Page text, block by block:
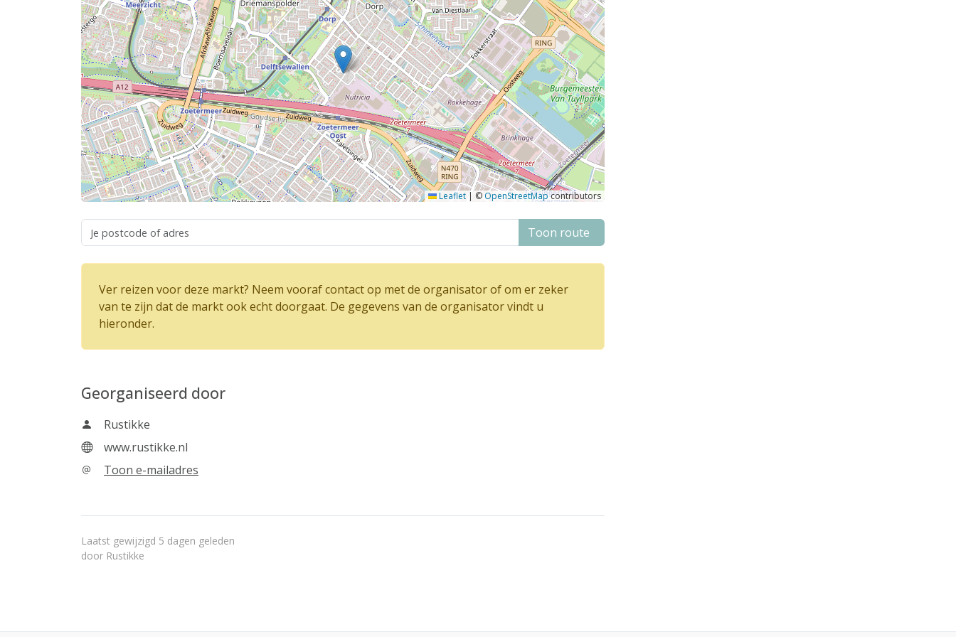
Leaflet | © OpenStreetMapcontributors
Toon route
Ver reizen voor deze markt? Neem vooraf contact op met de organisator of om er zeker
van te zijn dat de markt ook echt doorgaat. De gegevens van de organisator vindt u
hieronder.
Georganiseerd door
Rustikke
www.rustikke.nl
Toon e-mailadres
Laatst gewijzigd 5 dagen geleden
door Rustikke